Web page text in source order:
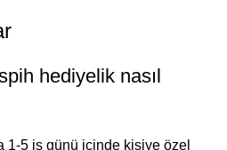
hediyelik nasıl
1-5 iş günü içinde kişiye özel